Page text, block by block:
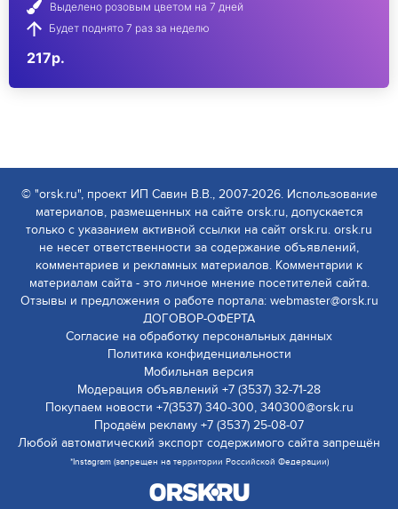
Выделено розовым цветом на 7 дней
Будет поднято 7 раз за неделю
217р.
© "orsk.ru", проект ИП Савин В.В., 2007-2026. Использование
материалов, размещенных на сайте orsk.ru, допускается
только с указанием активной ссылки на сайт orsk.ru. orsk.ru
не несет ответственности за содержание объявлений,
комментариев и рекламных материалов. Комментарии к
материалам сайта - это личное мнение посетителей сайта.
Отзывы и предложения о работе портала: webmaster@orsk.ru
ДОГОВОР-ОФЕРТА
Согласие на обработку персональных данных
Политика конфиденциальности
Мобильная версия
Модерация объявлений +7 (3537) 32-71-28
Покупаем новости +7(3537) 340-300, 340300@orsk.ru
Продаём рекламу +7 (3537) 25-08-07
Любой автоматический экспорт содержимого сайта запрещён
*Instagram (запрещен на территории Российской Федерации)